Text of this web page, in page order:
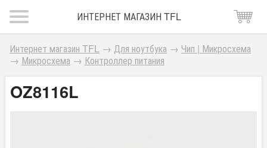
ИНТЕРНЕТ МАГАЗИН TFL
Интернет магазин TFL → Для ноутбука → Чип | Микросхема
→ Микросхема → Контроллер питания
OZ8116L